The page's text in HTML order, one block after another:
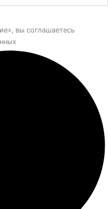
вы соглашаетесь